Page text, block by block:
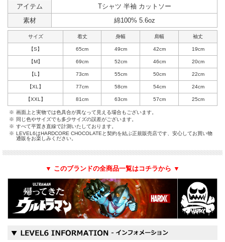
アイテム
Tシャツ 半袖 カットソー
素材
綿100% 5.6oz
サイズ 着丈 身幅 肩幅 袖丈
【S】 65cm 49cm 42cm 19cm
【M】 69cm 52cm 46cm 20cm
【L】 73cm 55cm 50cm 22cm
【XL】 77cm 58cm 54cm 24cm
【XXL】 81cm 63cm 57cm 25cm
※ 画面上と実物では色具合が異なって見える場合もございます。
※
同じ色やサイズでも多少サイズの誤差がございます。
※ すべて平置き直線で計測いたしております。
※ LEVEL6はHARDCORE CHOCOLATEと契約を結ぶ正規販売店です、安心してお買い物
通販をお楽しみください。
▼ このブランドの全商品一覧はコチラから ▼